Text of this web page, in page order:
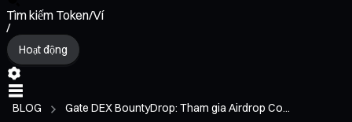
Tìm kiếm Token/Ví
/
Hoạt động
BLOG Gate DEX BountyDrop: Tham gia Airdrop Co...